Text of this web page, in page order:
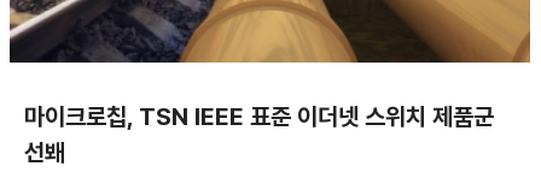
마이크로칩, TSN IEEE 표준 이더넷 스위치 제품군
선봬